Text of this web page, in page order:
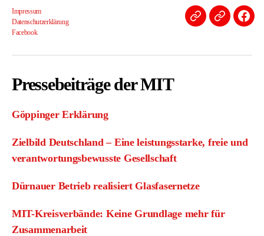
Impressum
Datenschutz­erklärung
Facebook
Impressum
Pressebeiträge der MIT
Göppinger Erklärung
Zielbild Deutschland – Eine leistungsstarke, freie und
verantwortungsbewusste Gesellschaft
Dürnauer Betrieb realisiert Glasfasernetze
MIT-Kreisverbände: Keine Grundlage mehr für
Zusammenarbeit